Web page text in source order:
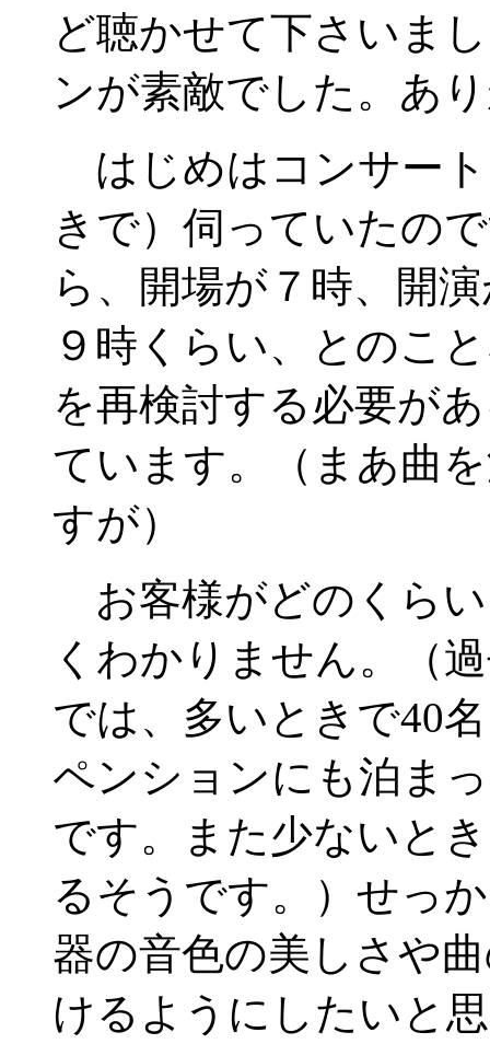
ど聴かせて下さいま
ンが素敵でした。あ
はじめはコンサー
きで）伺っていたの
ら、開場が７時、開
９時くらい、とのこ
を再検討する必要が
ています。（まあ曲
すが）
お客様がどのくら
くわかりません。（
では、多いときで40
ペンションにも泊ま
です。また少ないと
るそうです。）せっ
器の音色の美しさや
けるようにしたいと